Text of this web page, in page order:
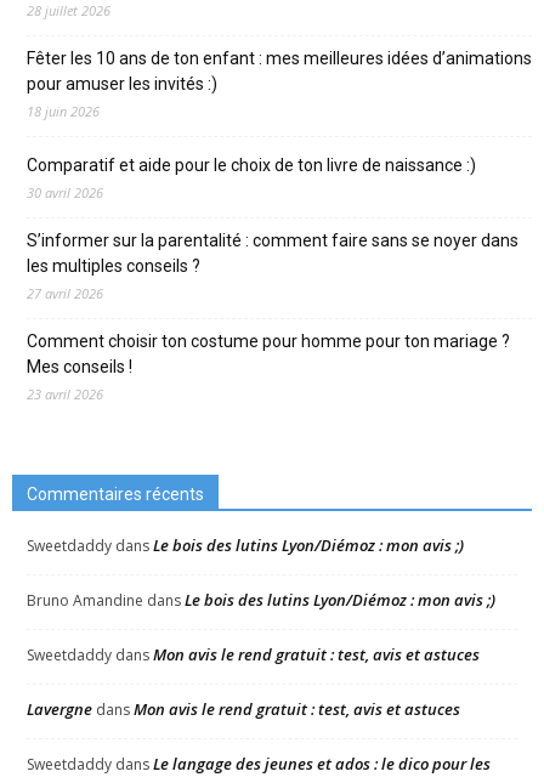
28 juillet 2026
Fêter les 10 ans de ton enfant : mes meilleures idées d’animations
pour amuser les invités :)
18 juin 2026
Comparatif et aide pour le choix de ton livre de naissance :)
30 avril 2026
S’informer sur la parentalité : comment faire sans se noyer dans
les multiples conseils ?
27 avril 2026
Comment choisir ton costume pour homme pour ton mariage ?
Mes conseils !
23 avril 2026
Commentaires récents
Sweetdaddy dansLe bois des lutins Lyon/Diémoz : mon avis ;)
Bruno Amandine dansLe bois des lutins Lyon/Diémoz : mon avis ;)
Sweetdaddy dansMon avis le rend gratuit : test, avis et astuces
Lavergne dansMon avis le rend gratuit : test, avis et astuces
Sweetdaddy dansLe langage des jeunes et ados : le dico pour les